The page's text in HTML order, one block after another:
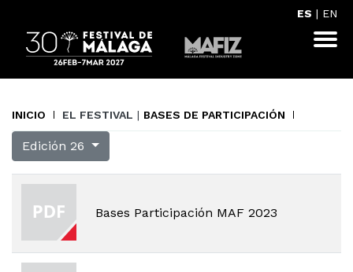
ES | EN
INICIO EL FESTIVAL | BASES DE PARTICIPACIÓN
Edición 26
Bases Participación MAF 2023